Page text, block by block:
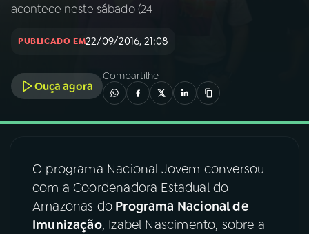
INÍCIO
A RÁDIO
03PROGRAMAÇÃO
04PROGRAMAS
PODCASTS
acontece neste sábado (24
PUBLICADO EM22/09/2016, 21:08
Ouça agora
Compartilhe
O programa Nacional Jovem conversou
com a Coordenadora Estadual do
Amazonas doPrograma Nacional de
Imunização, Izabel Nascimento, sobre a